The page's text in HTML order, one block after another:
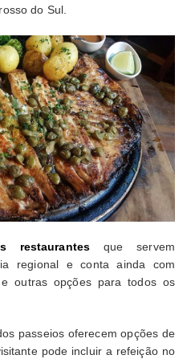
do Sul.
restaurantes que servem
regional e conta ainda com
outras opções para todos os
passeios oferecem opções de
pode incluir a refeição no